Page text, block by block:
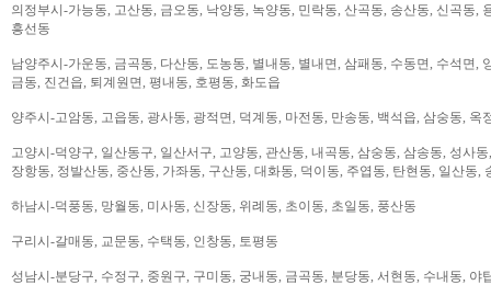
의정부시-가능동, 고산동, 금오동, 낙양동, 녹양동, 민락동, 산곡동, 송산동, 신곡동,
흥선동
남양주시-가운동, 금곡동, 다산동, 도농동, 별내동, 별내면, 삼패동, 수동면, 수석면,
금동, 진건읍, 퇴계원면, 평내동, 호평동, 화도읍
양주시-고암동, 고읍동, 광사동, 광적면, 덕계동, 마전동, 만송동, 백석읍, 삼숭동, 옥
고양시-덕양구, 일산동구, 일산서구, 고양동, 관산동, 내곡동, 삼숭동, 삼송동, 성사
장항동, 정발산동, 중산동, 가좌동, 구산동, 대화동, 덕이동, 주엽동, 탄현동, 일산동,
하남시-덕풍동, 망월동, 미사동, 신장동, 위례동, 초이동, 초일동, 풍산동
구리시-갈매동, 교문동, 수택동, 인창동, 토평동
성남시-분당구, 수정구, 중원구, 구미동, 궁내동, 금곡동, 분당동, 서현동, 수내동,